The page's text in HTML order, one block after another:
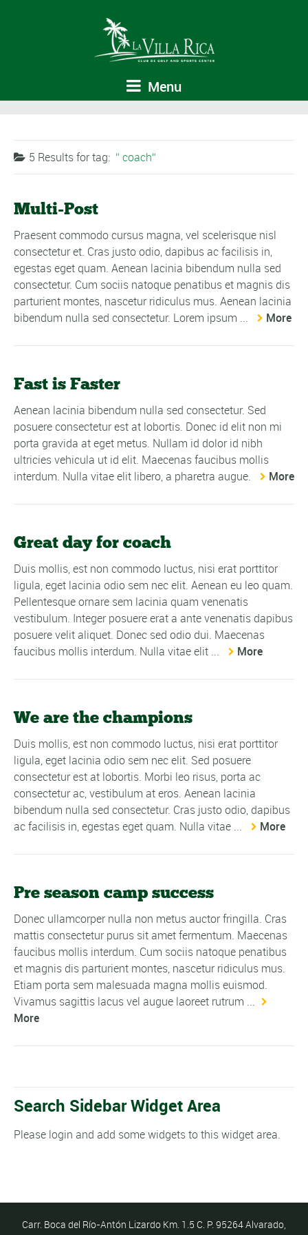
Menu
5 Results fortag: coach
Multi-Post
Praesent commodo cursus magna, vel scelerisque nisl
consectetur et. Cras justo odio, dapibus ac facilisis in,
egestas eget quam. Aenean lacinia bibendum nulla sed
consectetur. Cum sociis natoque penatibus et magnis dis
parturient montes, nascetur ridiculus mus. Aenean lacinia
bibendum nulla sed consectetur. Lorem ipsum ...
More
Fast is Faster
Aenean lacinia bibendum nulla sed consectetur. Sed
posuere consectetur est at lobortis. Donec id elit non mi
porta gravida at eget metus. Nullam id dolor id nibh
ultricies vehicula ut id elit. Maecenas faucibus mollis
interdum. Nulla vitae elit libero, a pharetra augue.
More
Great day for coach
Duis mollis, est non commodo luctus, nisi erat porttitor
ligula, eget lacinia odio sem nec elit. Aenean eu leo quam.
Pellentesque ornare sem lacinia quam venenatis
vestibulum. Integer posuere erat a ante venenatis dapibus
posuere velit aliquet. Donec sed odio dui. Maecenas
faucibus mollis interdum. Nulla vitae elit ...
More
We are the champions
Duis mollis, est non commodo luctus, nisi erat porttitor
ligula, eget lacinia odio sem nec elit. Sed posuere
consectetur est at lobortis. Morbi leo risus, porta ac
consectetur ac, vestibulum at eros. Aenean lacinia
bibendum nulla sed consectetur. Cras justo odio, dapibus
ac facilisis in, egestas eget quam. Nulla vitae ...
More
Pre season camp success
Donec ullamcorper nulla non metus auctor fringilla. Cras
mattis consectetur purus sit amet fermentum. Maecenas
faucibus mollis interdum. Cum sociis natoque penatibus
et magnis dis parturient montes, nascetur ridiculus mus.
Etiam porta sem malesuada magna mollis euismod.
Vivamus sagittis lacus vel augue laoreet rutrum ...
More
Search Sidebar Widget Area
Please login and add some widgets to this widget area.
Carr. Boca del Río-Antón Lizardo Km. 1.5 C. P. 95264 Alvarado,